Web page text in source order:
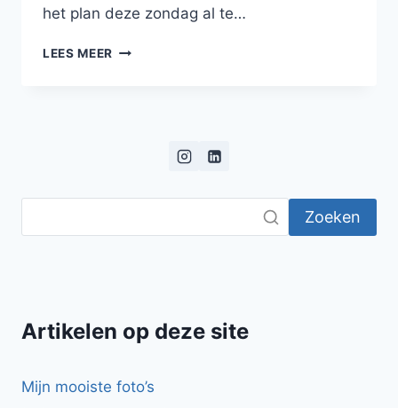
het plan deze zondag al te…
LEES MEER CHICKEN
Zoeken
Artikelen op deze site
Mijn mooiste foto’s